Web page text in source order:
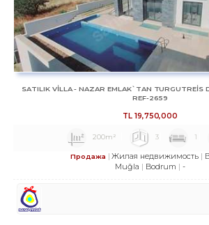
SATILIK VİLLA - NAZAR EMLAK`TAN TURGUTREİS
REF-2659
TL19,750,000
200m² 3 1
Продажа Жилая недвижимость
Muğla
Bodrum -